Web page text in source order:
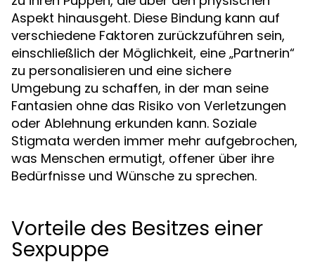
Aspekt hinausgeht. Diese Bindung kann auf
verschiedene Faktoren zurückzuführen sein,
einschließlich der Möglichkeit, eine „Partnerin“
zu personalisieren und eine sichere
Umgebung zu schaffen, in der man seine
Fantasien ohne das Risiko von Verletzungen
oder Ablehnung erkunden kann. Soziale
Stigmata werden immer mehr aufgebrochen,
was Menschen ermutigt, offener über ihre
Bedürfnisse und Wünsche zu sprechen.
Vorteile des Besitzes einer
Sexpuppe